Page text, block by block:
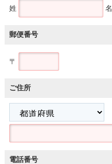
姓 名
郵便番号
〒
ご住所
電話番号